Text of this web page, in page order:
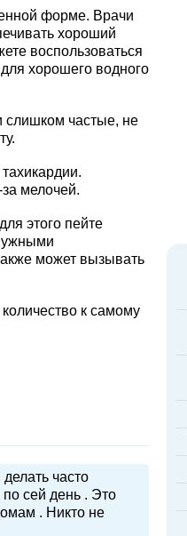
форме. Врачи
хороший
воспользоваться
хорошего водного
слишком частые, не
мелочей.
этого пейте
может вызывать
к самому
часто
по сей день . Это
. Никто не